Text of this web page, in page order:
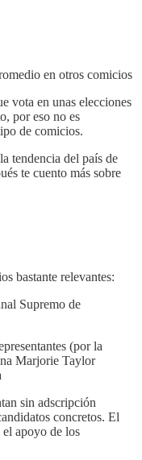
en otros comicios
vota en unas elecciones
por eso no es
de comicios.
tendencia del país de
te cuento más sobre
bastante relevantes:
Supremo de
(por la
Marjorie Taylor
sin adscripción
concretos. El
el apoyo de los